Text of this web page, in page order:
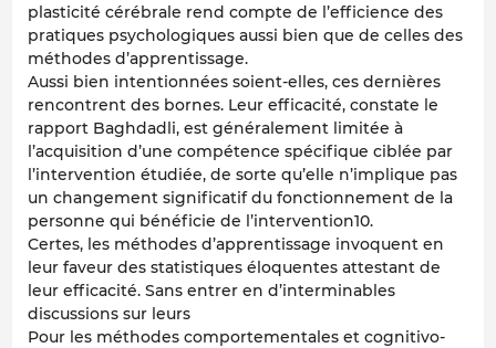
plasticité cérébrale rend compte de l’efficience des
pratiques psychologiques aussi bien que de celles des
méthodes d’apprentissage.
Aussi bien intentionnées soient-elles, ces dernières
rencontrent des bornes. Leur efficacité, constate le
rapport Baghdadli, est généralement limitée à
l’acquisition d’une compétence spécifique ciblée par
l’intervention étudiée, de sorte qu’elle n’implique pas
un changement significatif du fonctionnement de la
personne qui bénéficie de l’intervention10.
Certes, les méthodes d’apprentissage invoquent en
leur faveur des statistiques éloquentes attestant de
leur efficacité. Sans entrer en d’interminables
discussions sur leurs
Pour les méthodes comportementales et cognitivo-